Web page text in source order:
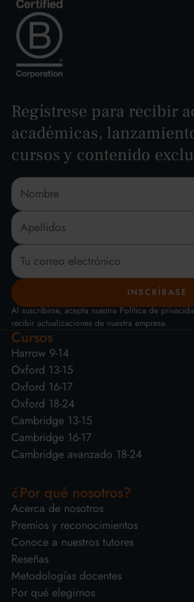
Regístrese para recibir
académicas,
cursos y contenido
Al suscribirse, acepta nuestra Política de
recibir actualizaciones de nuestra empresa.
Cursos
Harrow 9-14
Oxford 13-15
Oxford 16-17
Oxford 18-24
Cambridge 13-15
Cambridge 16-17
Cambridge avanzado 18-24
¿Por qué nosotros?
Acerca de nosotros
Premios y reconocimientos
Conoce a nuestros tutores
Reseñas
Metodologías docentes
Por qué elegirnos